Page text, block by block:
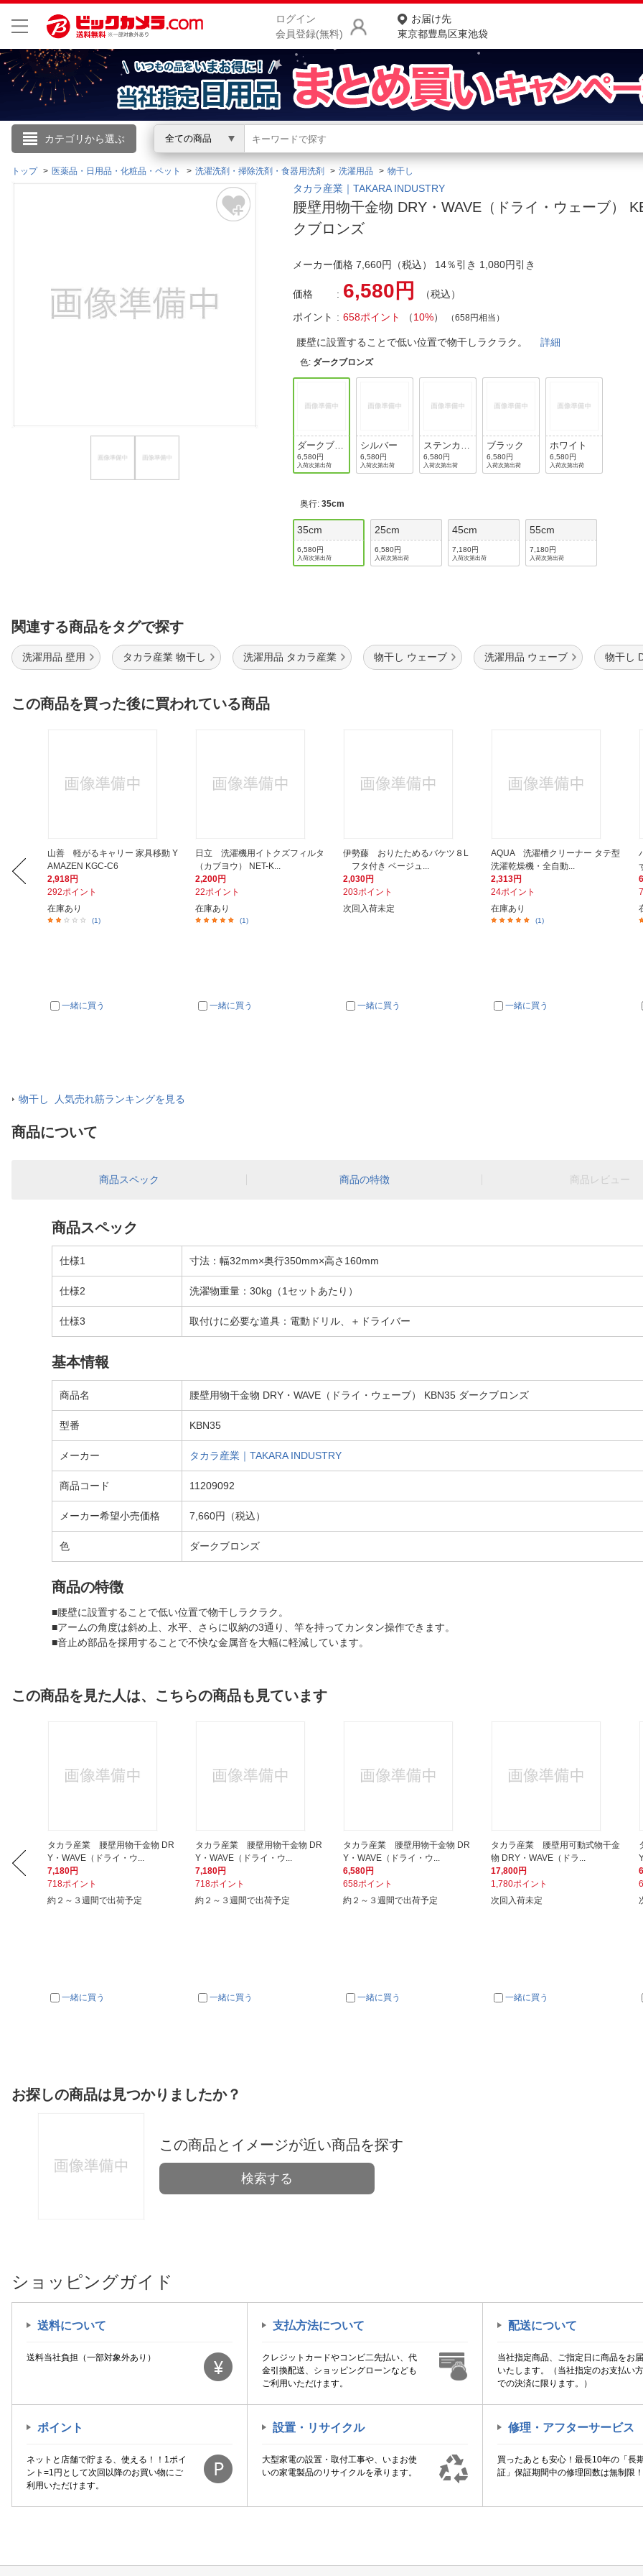
ログイン
会員登録(無料)
お届け先
東京都豊島区東池袋
カテゴリから選ぶ 全ての商品
こんにちは
ログイン
閲覧履歴
商品をさがす
ランキングからさがす
カテゴリ一覧からさがす
お客様サポート
ご利用ガイド
トップ 医薬品・日用品・化粧品・ペット 洗濯洗剤・掃除洗剤・食器用洗剤 洗濯用品 物干し
タカラ産業｜TAKARA INDUSTRY
腰壁用物干金物 DRY・WAVE（ドライ・ウェーブ）
クブロンズ
メーカー価格 7,660円（税込） 14％引き 1,080円引き
価格 6,580円
（税込）
ポイント
658ポイント （10%） （658円相当）
腰壁に設置することで低い位置で物干しラクラク。詳細
色: ダークブロンズ
ダークブロ
ンズ
6,580円
入荷次第出荷
シルバー
6,580円
入荷次第出荷
ステンカラ
ー
6,580円
入荷次第出荷
ブラック
6,580円
入荷次第出荷
ホワイト
6,580円
入荷次第出荷
奥行:35cm
35cm
6,580円
入荷次第出荷
25cm
6,580円
入荷次第出荷
45cm
7,180円
入荷次第出荷
55cm
7,180円
入荷次第出荷
関連する商品をタグで探す
洗濯用品 壁用 タカラ産業 物干し 洗濯用品 タカラ産業 物干し ウェーブ 洗濯用品 ウェーブ 物干し
この商品を買った後に買われている商品
山善 軽がるキャリー 家具移動 Y
AMAZEN KGC-C6
2,918円
292ポイント
在庫あり
(1)
一緒に買う
日立 洗濯機用イトクズフィルタ
（カブヨウ） NET-K...
2,200円
22ポイント
在庫あり
(1)
一緒に買う
伊勢藤 おりたためるバケツ８L
フタ付き ベージュ...
2,030円
203ポイント
次回入荷未定
一緒に買う
AQUA 洗濯槽クリーナー タテ型
洗濯乾燥機・全自動...
2,313円
24ポイント
在庫あり
(1)
一緒に買う
物干し 人気売れ筋ランキングを見る
商品について
商品スペック 商品の特徴 商品レビュー
商品スペック
仕様1 寸法：幅32mm×奥行350mm×高さ160mm
仕様2 洗濯物重量：30kg（1セットあたり）
仕様3 取付けに必要な道具：電動ドリル、＋ドライバー
基本情報
商品名 腰壁用物干金物 DRY・WAVE（ドライ・ウェーブ） KBN35 ダークブロンズ
型番 KBN35
メーカー タカラ産業｜TAKARA INDUSTRY
商品コード 11209092
メーカー希望小売価格 7,660円（税込）
色 ダークブロンズ
商品の特徴
■腰壁に設置することで低い位置で物干しラクラク。
■アームの角度は斜め上、水平、さらに収納の3通り、竿を持ってカンタン操作できます。
■音止め部品を採用することで不快な金属音を大幅に軽減しています。
この商品を見た人は、こちらの商品も見ています
タカラ産業 腰壁用物干金物 DR
Y・WAVE（ドライ・ウ...
7,180円
718ポイント
約２～３週間で出荷予定
一緒に買う
タカラ産業 腰壁用物干金物 DR
Y・WAVE（ドライ・ウ...
7,180円
718ポイント
約２～３週間で出荷予定
一緒に買う
タカラ産業 腰壁用物干金物 DR
Y・WAVE（ドライ・ウ...
6,580円
658ポイント
約２～３週間で出荷予定
一緒に買う
タカラ産業 腰壁用可動式物干金
物 DRY・WAVE（ドラ...
17,800円
1,780ポイント
次回入荷未定
一緒に買う
お探しの商品は見つかりましたか？
この商品とイメージが近い商品を探す
検索する
ショッピングガイド
送料について
送料当社負担（一部対象外あり）
支払方法について
クレジットカードやコンビ二先払い、代
金引換配送、ショッピングローンなども
ご利用いただけます。
配送について
当社指定商品、ご指定日に商品をお
いたします。（当社指定のお支払い
での決済に限ります。）
ポイント
ネットと店舗で貯まる、使える！！1ポイ
ント=1円として次回以降のお買い物にご
利用いただけます。
設置・リサイクル
大型家電の設置・取付工事や、いまお使
いの家電製品のリサイクルを承ります。
修理・アフターサービス
買ったあとも安心！最長10年の「長
証」保証期間中の修理回数は無制限！